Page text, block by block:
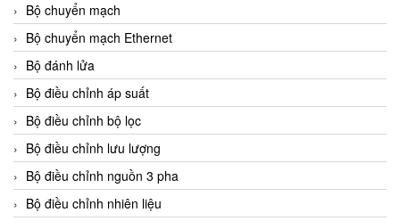
Bộ chuyển mạch
Bộ chuyển mạch Ethernet
Bộ đánh lửa
Bộ điều chỉnh áp suất
Bộ điều chỉnh bộ lọc
Bộ điều chỉnh lưu lượng
Bộ điều chỉnh nguồn 3 pha
Bộ điều chỉnh nhiên liệu